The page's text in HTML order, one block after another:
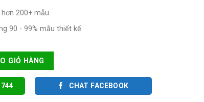
200+ mẫu
90 - 99% mẫu thiết kế
ĐỨC số lượng
GIỎ HÀNG
CHAT FACEBOOK